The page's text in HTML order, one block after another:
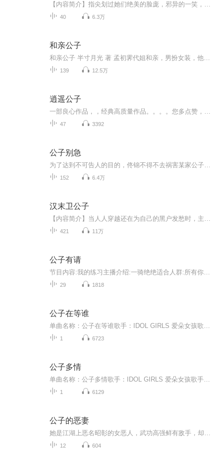
40 6.3万
和亲公子
139 12.5万
逍遥公子
47 3392
公子别急
152 6.4万
汉末卫公子
421 11万
公子有请
29 1818
公子在等谁
1 6723
公子多情
1 6129
公子的恶妻
12 604